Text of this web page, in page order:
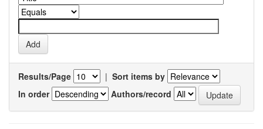
Results/Page | Sort items by
In order
Authors/record